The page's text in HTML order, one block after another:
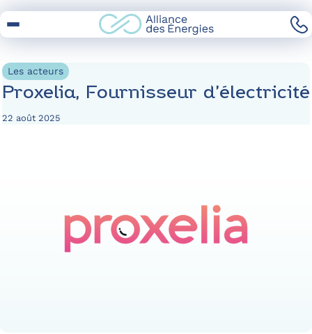
to
Les acteurs
Proxelia, Fournisseur d’électricité
22 août 2025